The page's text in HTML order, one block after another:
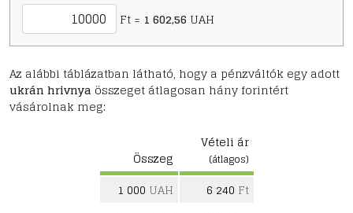
Ft = 1 602,56 UAH
Az alábbi táblázatban látható, hogy a pénzváltók egy adott
ukrán hrivnya összeget átlagosan hány forintért
vásárolnak meg:
Összeg
Vételi ár
(átlagos)
1 000 UAH 6 240 Ft